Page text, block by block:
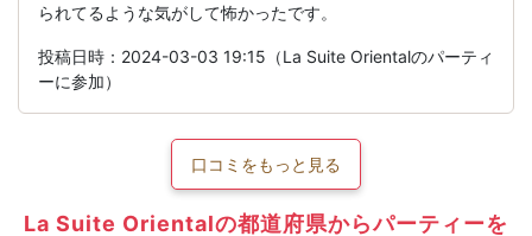
られてるような気がして怖かったです。
投稿日時：2024-03-03 19:15（La Suite Orientalのパーティ
ーに参加）
口コミをもっと見る
La Suite Orientalの都道府県からパーティーを